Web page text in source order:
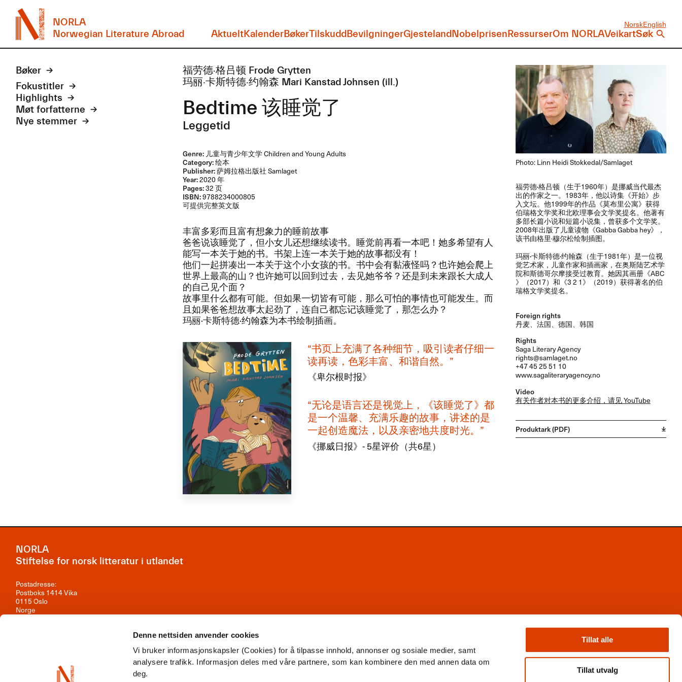
Denne nettsiden anvender cookies
Vi bruker informasjonskapsler (Cookies) for å tilpasse innhold, annonser og sosiale medier, samt
analysere trafikk. Informasjon deles med våre partnere, som kan kombinere den med annen data om
deg.
Tillat alle
Tillat utvalg
NORLA
Norwegian Literature Abroad
NorskEnglish
AktueltKalenderBøkerTilskuddBevilgningerGjestelandNobelprisenRessurserOm NORLAVeikartSøk
Bøker
Fokustitler
Highlights
Møt forfatterne
Nye stemmer
福劳德·格吕顿 Frode Grytten
玛丽·卡斯特德·约翰森 Mari Kanstad Johnsen (ill.​​)
Bedtime ​该睡觉了
Leggetid
Genre:儿童与青少年文学 Children and Young Adults
Category:绘本
Publisher:萨姆拉格出版社 Samlaget
Year:2020 年
Pages:32 页
ISBN:9788234000805
可提供完整英文版
​丰富多彩而且富有想象力的睡前故事​
​爸爸说该睡觉了，​但小女儿还想继续读书。​睡觉前再看一本吧！​她多希望有人
能写一本关于她的书。​书架上连一本关于她的故事都没有！​​
​他们一起拼凑出一本关于这个小女孩的书。​书中会有黏液怪吗？​也许她会爬上
世界上最高的山？​也许她可以回到过去，​去见她爷爷？​还是到未来跟长大成人
的自己见个面？​​
​故事里什么都有可能。​但如果一切皆有可能，​那么可怕的事情也可能发生。​而
且如果爸爸想故事太起劲了，​连自己都忘记该睡觉了，​那怎么办？​​
​玛丽·卡斯特德·约翰森为本书绘制插画。​​
​“书页上充满了各种细节，​吸引读者仔细一
读再读，​色彩丰富、​和谐自然。​”​
《卑尔根时报》
​“无论是语言还是视觉上，​《该睡觉了》​都
是一个温馨、​充满乐趣的故事，​讲述的是
一起创造魔法，​以及亲密地共度时光。​”​
《挪威日报》​​- 5​星评价​（共​6​星）
Photo: Linn Heidi Stokkedal/Samlaget
​福劳德·格吕顿​​（生于​1960​年）​是挪威当代最杰
出的作家之一。​​1983​年，​他以诗集​《开始》​步
入文坛。​他​1999​年的作品​《莫布里公寓》​获得
伯瑞格文学奖和北欧理事会文学奖提名。​他著有
多部长篇小说和短篇小说集，​曾获多个文学奖。​​
2008​年出版了儿童读物​《​Gabba Gabba hey​》​，​
该书由格里·穆尔松绘制插图。​​
​玛丽·卡斯特德·约翰森​ ​（生于​1981​年）​是一位视
觉艺术家，​儿童作家和插画家，​在奥斯陆艺术学
院和斯德哥尔摩接受过教育。​她因其画册​《​ABC​
》​（​2017​）​和​《​3 2 1​》​（​2019​）​获得著名的伯
瑞格文学奖提名。​​
Foreign rights
丹麦、法国、德国、韩国
Rights
Saga Literary Agency
rights@samlaget.no
+47 45 25 51 10
www.sagaliteraryagency.no
Video
有关作者对本书的更多介绍，请见 YouTube
Produktark (PDF)
NORLA
Stiftelse for norsk litteratur i utlandet
Postadresse:
Postboks 1414 Vika
0115 Oslo
Norge
Org.nr: 981 242 297
Instagram
Nyhetsbrev
Books from Norway